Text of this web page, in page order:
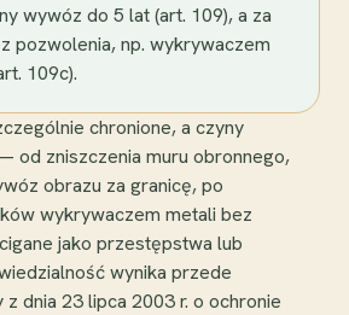
wywóz do 5 lat (art. 109), a za
pozwolenia, np. wykrywaczem
109c).
chronione, a czyny
od zniszczenia muru obronnego,
obrazu za granicę, po
wykrywaczem metali bez
jako przestępstwa lub
wynika przede
dnia 23 lipca 2003 r. o ochronie